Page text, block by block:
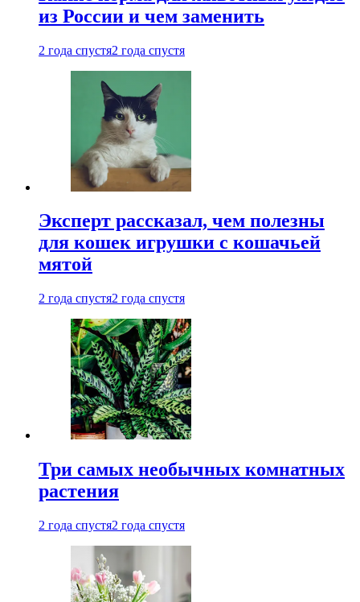
из России и чем заменить
2 года спустя2 года спустя
Эксперт рассказал, чем полезны
для кошек игрушки с кошачьей
мятой
2 года спустя2 года спустя
Три самых необычных комнатных
растения
2 года спустя2 года спустя